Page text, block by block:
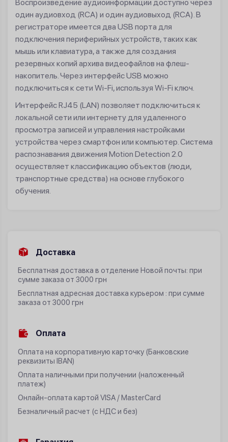
Воспроизведение аудиоинформации доступно через
один аудиовход (RCA) и один аудиовыход (RCA). В
регистраторе имеется два USB порта для
подключения периферийных устройств, таких как
мышь или клавиатура, а также для создания
резервных копий архива видеофайлов на флеш-
накопитель. Через интерфейс USB можно
подключиться к сети Wi-Fi, используя Wi-Fi ключ.
Интерфейс RJ45 (LAN) позволяет подключиться к
локальной сети или интернету для удаленного
просмотра записей и управления настройками
устройства через смартфон или компьютер. Система
распознавания движения Motion Detection 2.0
осуществляет классификацию объектов (люди,
транспортные средства) на основе глубокого
обучения.
Доставка
Бесплатная доставка в отделение Новой почты: при
сумме заказа от 3000 грн
Бесплатная адресная доставка курьером : при сумме
заказа от 3000 грн
Оплата
Оплата на корпоративную карточку (Банковские
реквизиты IBAN)
Оплата наличными при получении (наложенный
платеж)
Онлайн-оплата картой VISA / MasterCard
Безналичный расчет (с НДС и без)